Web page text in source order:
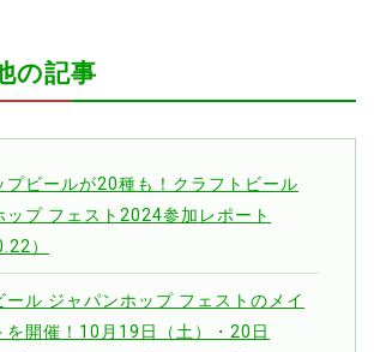
の記事
プビールが20種も！クラフトビール
ップ フェスト2024参加レポート
）
ール ジャパンホップ フェストのメイ
を開催！10月19日（土）・20日